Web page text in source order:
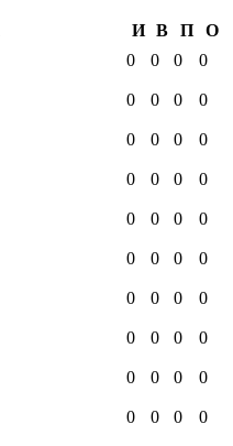
И В П
О
0 0 0 0
0 0 0 0
0 0 0 0
0 0 0 0
0 0 0 0
0 0 0 0
0 0 0 0
0 0 0 0
0 0 0 0
0 0 0 0